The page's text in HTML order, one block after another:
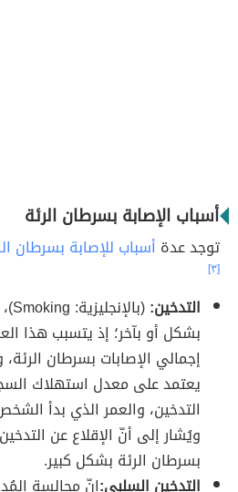
أسباب الإصابة بسرطان الرئة
توجد عدة أسباب للإصابة بسرطان
[٣]
التدخين:(بالإنجليزية: Smoking)، أو تعاطي منتجات
إجمالي الإصابات بسرطان
يعتمد على معدل استهلاك
التدخين، والعمر الذي بدأ
ويُشار إلى أنّ الإقلاع عن
بسرطان الرئة بشكل كبير.
التدخين السلبي:إنّ مجالسة